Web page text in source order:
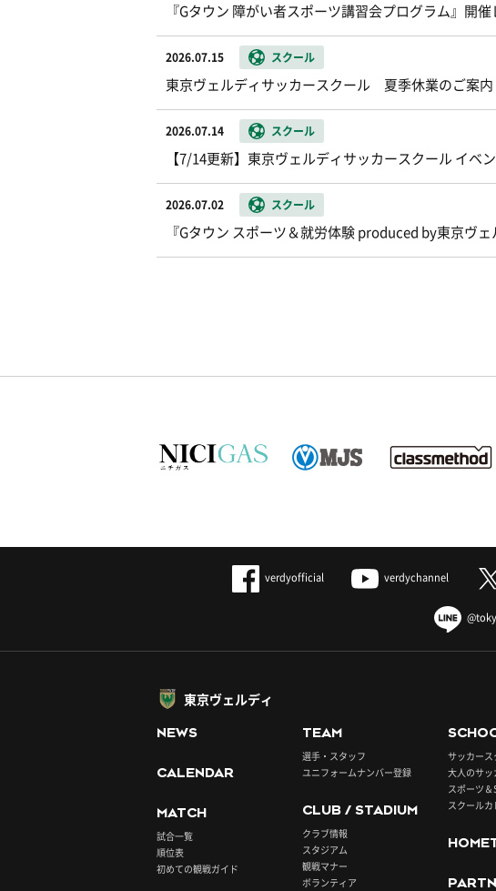
『Gタウン 障がい者スポーツ講習会プログラム』開催
2026.07.15 スクール
東京ヴェルディサッカースクール 夏季休業のご案内
2026.07.14 スクール
【7/14更新】東京ヴェルディサッカースクール イベ
2026.07.02 スクール
『Gタウン スポーツ＆就労体験 produced by東京ヴ
verdyofficial verdychannel
東京ヴェルディ
NEWS
CALENDAR
MATCH
試合一覧
順位表
初めての観戦ガイド
TEAM
選手・スタッフ
ユニフォームナンバー登録
CLUB / STADIUM
クラブ情報
スタジアム
観戦マナー
ボランティア
サッカース
大人のサッ
スポーツ
スクールカ